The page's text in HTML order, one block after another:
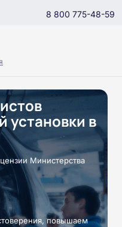
8 800 775-48-59
установки в
Министерства
повышаем